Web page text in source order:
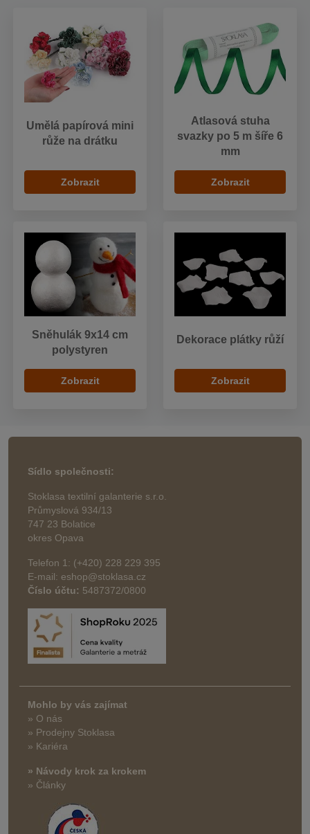
Umělá papírová mini
růže na drátku
Zobrazit
Atlasová stuha
svazky po 5 m šíře 6
mm
Zobrazit
Sněhulák 9x14 cm
polystyren
Zobrazit
Dekorace plátky růží
Zobrazit
Sídlo společnosti:
Stoklasa textilní galanterie s.r.o.
Průmyslová 934/13
747 23 Bolatice
okres Opava
Telefon 1: (+420) 228 229 395
E-mail: eshop@stoklasa.cz
Číslo účtu: 5487372/0800
Mohlo by vás zajímat
» O nás
» Prodejny Stoklasa
» Kariéra
» Návody krok za krokem
» Články